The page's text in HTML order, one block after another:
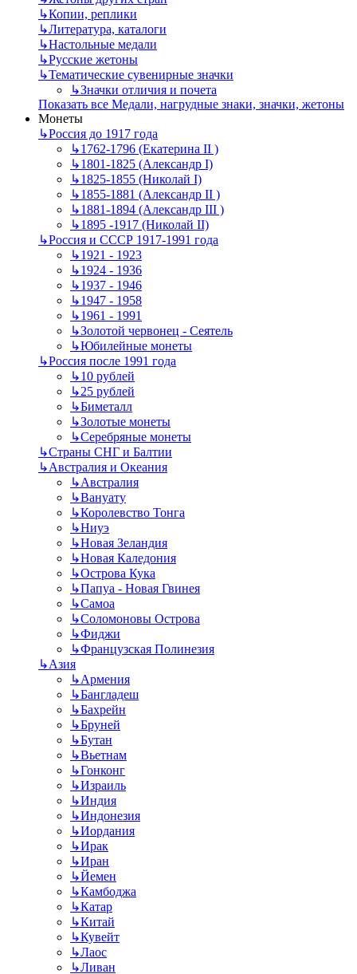
↳Копии, реплики
↳Литература, каталоги
↳Настольные медали
↳Русские жетоны
↳Тематические сувенирные значки
↳Значки отличия и почета
Показать все Медали, нагрудные знаки, значки, жетоны
Монеты
↳Россия до 1917 года
↳1762-1796 (Екатерина II )
↳1801-1825 (Александр I)
↳1825-1855 (Николай I)
↳1855-1881 (Александр II )
↳1881-1894 (Александр III )
↳1895 -1917 (Николай II)
↳Россия и СССР 1917-1991 года
↳1921 - 1923
↳1924 - 1936
↳1937 - 1946
↳1947 - 1958
↳1961 - 1991
↳Золотой червонец - Сеятель
↳Юбилейные монеты
↳Россия после 1991 года
↳10 рублей
↳25 рублей
↳Биметалл
↳Золотые монеты
↳Серебряные монеты
↳Страны СНГ и Балтии
↳Австралия и Океания
↳Австралия
↳Вануату
↳Королевство Тонга
↳Ниуэ
↳Новая Зеландия
↳Новая Каледония
↳Острова Кука
↳Папуа - Новая Гвинея
↳Самоа
↳Соломоновы Острова
↳Фиджи
↳Французская Полинезия
↳Азия
↳Армения
↳Бангладеш
↳Бахрейн
↳Бруней
↳Бутан
↳Вьетнам
↳Гонконг
↳Израиль
↳Индия
↳Индонезия
↳Иордания
↳Ирак
↳Иран
↳Йемен
↳Камбоджа
↳Катар
↳Китай
↳Кувейт
↳Лаос
↳Ливан